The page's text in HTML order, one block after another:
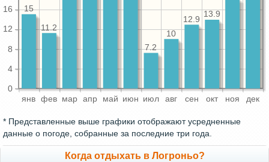
янв фев мар апр май июн июл авг сен окт ноя дек
0
4
8
12
16
13.9
12.9
10
7.2
11.2
15
* Представленные выше графики отображают усредненные
данные о погоде, собранные за последние три года.
Когда отдыхать в Логроньо?